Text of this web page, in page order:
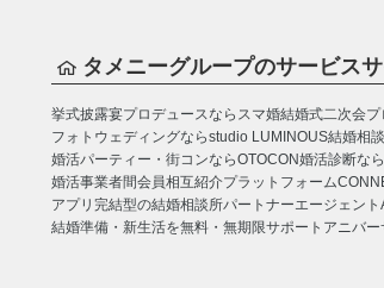
タメニーグループのサービス
挙式披露宴プロデュースならスマ婚結婚式二次会
フォトウェディングならstudio LUMINOUS結婚相
婚活パーティー・街コンならOTOCON婚活診断な
婚活事業者間会員相互紹介プラットフォーム
アプリ完結型の結婚相談所パートナーエージェント
結婚準備・新生活を無料・無期限サポートアニバ